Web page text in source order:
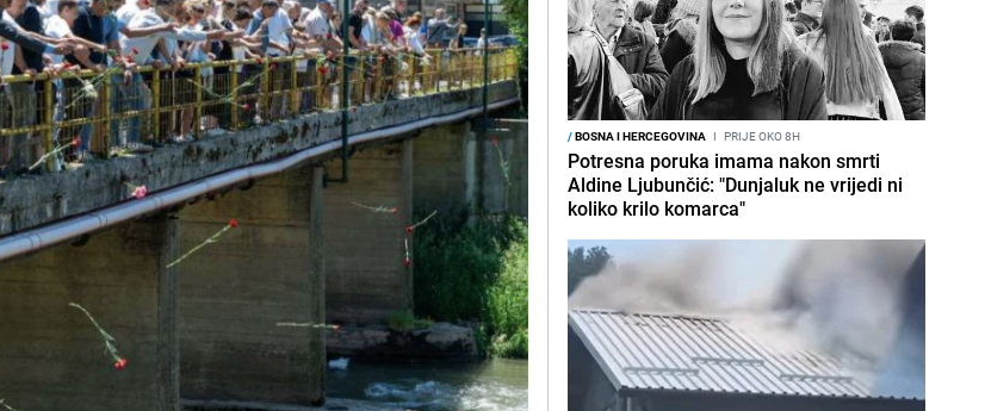
/BOSNA I HERCEGOVINA I PRIJE OKO 8H
Potresna poruka imama nakon smrti
Aldine Ljubunčić: "Dunjaluk ne vrijedi ni
koliko krilo komarca"